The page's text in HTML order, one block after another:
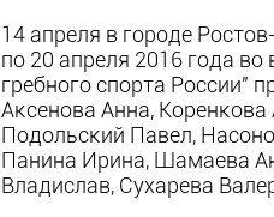
14 апреля в городе
по 20 апреля 2016 года
гребного спорта
Аксенова Анна,
Подольский Павел,
Панина Ирина, Шамаева
Владислав, Сухарева